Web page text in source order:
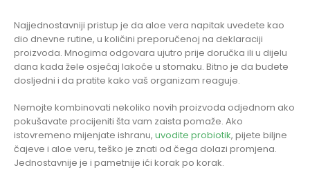
Najjednostavniji pristup je da aloe vera napitak uvedete kao
dio dnevne rutine, u količini preporučenoj na deklaraciji
proizvoda. Mnogima odgovara ujutro prije doručka ili u dijelu
dana kada žele osjećaj lakoće u stomaku. Bitno je da budete
dosljedni i da pratite kako vaš organizam reaguje.
Nemojte kombinovati nekoliko novih proizvoda odjednom ako
pokušavate procijeniti šta vam zaista pomaže. Ako
istovremeno mijenjate ishranu, uvodite probiotik, pijete biljne
čajeve i aloe veru, teško je znati od čega dolazi promjena.
Jednostavnije je i pametnije ići korak po korak.